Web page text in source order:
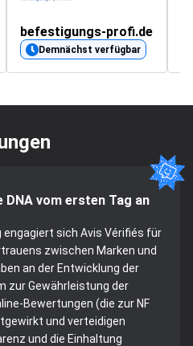
befestigungs-profi.de
Demnächst verfügbar
DNA vom ersten Tag an
engagiert sich Avis Vérifiés für
zwischen Marken und
an der Entwicklung der
zur Gewährleistung der
Bewertungen (die zur NF
und verteidigen
und die Einhaltung